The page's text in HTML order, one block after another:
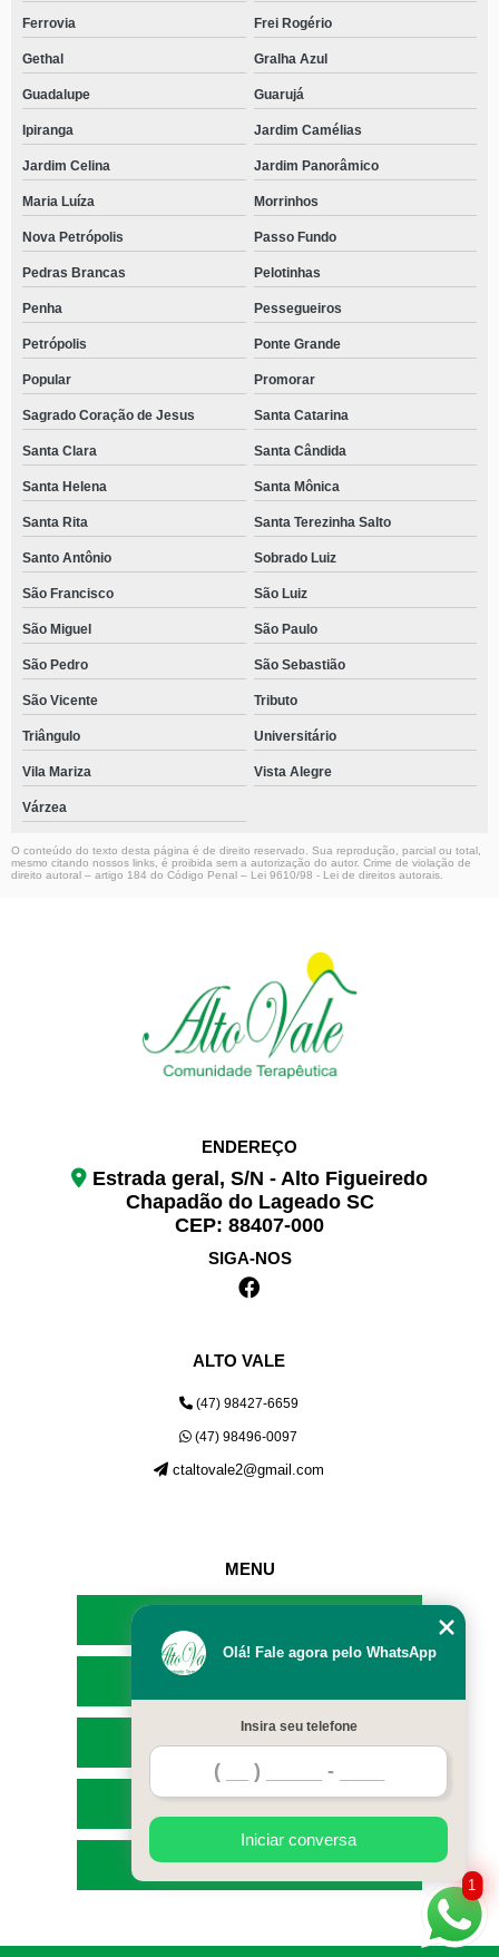
Ferrovia Frei Rogério
Gethal Gralha Azul
Guadalupe Guarujá
Ipiranga Jardim Camélias
Jardim Celina Jardim Panorâmico
Maria Luíza Morrinhos
Nova Petrópolis Passo Fundo
Pedras Brancas Pelotinhas
Penha Pessegueiros
Petrópolis Ponte Grande
Popular Promorar
Sagrado Coração de Jesus Santa Catarina
Santa Clara Santa Cândida
Santa Helena Santa Mônica
Santa Rita Santa Terezinha Salto
Santo Antônio Sobrado Luiz
São Francisco São Luiz
São Miguel São Paulo
São Pedro São Sebastião
São Vicente Tributo
Triângulo Universitário
Vila Mariza Vista Alegre
Várzea
O conteúdo do texto desta página é de direito reservado. Sua reprodução, parcial ou total,
mesmo citando nossos links, é proibida sem a autorização do autor. Crime de violação de
direito autoral – artigo 184 do Código Penal – Lei 9610/98 - Lei de direitos autorais
ENDEREÇO
Estrada geral, S/N - Alto Figueiredo
Chapadão do Lageado SC
CEP: 88407-000
SIGA-NOS
ALTO VALE
(47) 98427-6659
(47) 98496-0097
ctaltovale2@gmail.com
MENU
SERVIÇOS
MAPA DO SITE
1
Olá! Fale agora pelo WhatsApp
Insira seu telefone
Iniciar conversa